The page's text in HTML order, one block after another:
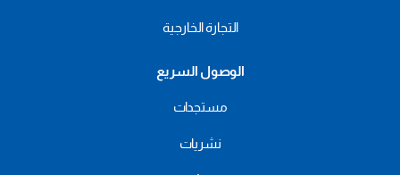
التجارة الخارجية
الوصول السريع
مستجدات
نشريات